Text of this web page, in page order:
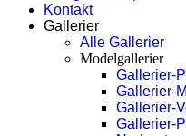
Kontakt
Gallerier
Alle Gallerier
Modelgallerier
Gallerier-
Gallerier-
Gallerier-
Gallerier-